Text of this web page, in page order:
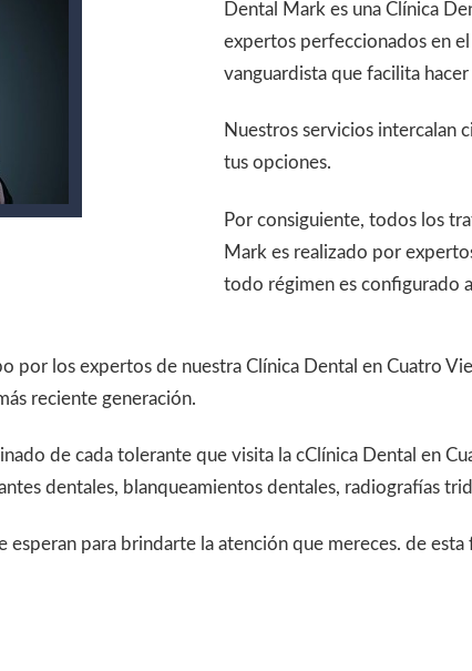
Dental Mark es una Clínica
expertos perfeccionados en
vanguardista que facilita
Nuestros servicios intercalan
tus opciones.
Por consiguiente, todos los
Mark es realizado por
todo régimen es configurado
por los expertos de nuestra Clínica Dental en Cuatro
reciente generación.
de cada tolerante que visita la cClínica Dental en
dentales, blanqueamientos dentales, radiografías
esperan para brindarte la atención que mereces. de